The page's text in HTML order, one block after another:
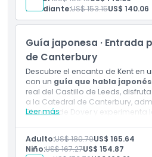
Entrada a: Catedral de
Guía de habla china
Paseo en barco por el
acondicionado, Wi-Fi
Estudiante:US$ 153.15US$ 140.06
Guía japonesa · Entrada
de Canterbury
Descubre el encanto de Kent en
con un guía que habla japonés
real del Castillo de Leeds,
a la Catedral de Canterbury,
Blancos de Dover y experimenta
Leer más
Incluye
Entrada a: Castillo de Leeds
Adulto:US$ 180.79US$ 165.64
Niño:US$ 167.27US$ 154.87